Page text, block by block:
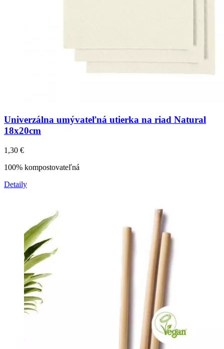
Univerzálna umývateľná utierka na riad Natural
18x20cm
1,30 €
100% kompostovateľná
Detaily